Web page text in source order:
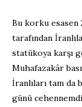
Bu korku
tarafından
statükoya karşı
Muhafazakâr
İranlıları tam da
günü